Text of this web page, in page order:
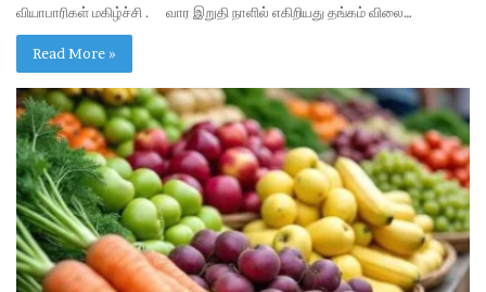
வியாபாரிகள் மகிழ்ச்சி . வார இறுதி நாளில் எகிறியது தங்கம் விலை…
Read More »